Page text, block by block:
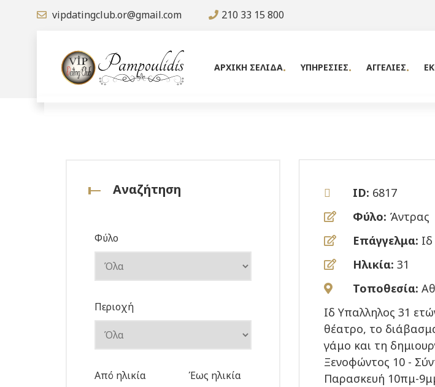
vipdatingclub.or@gmail.com 210 33 15 800
ΑΡΧΙΚΗ ΣΕΛΙΔΑ ΥΠΗΡΕΣΙΕΣ ΑΓΓΕΛΙΕΣ
Αναζήτηση
Φύλο
Περιοχή
Από ηλικία Έως ηλικία
ID: 6817
Φύλο: Άντρας
Επάγγελμα:
Ηλικία: 31
Τοποθεσία:
Ιδ Υπαλληλος 31
θέατρο, το
γάμο και τη
Ξενοφώντος 10 -
Παρασκευή 10πμ-